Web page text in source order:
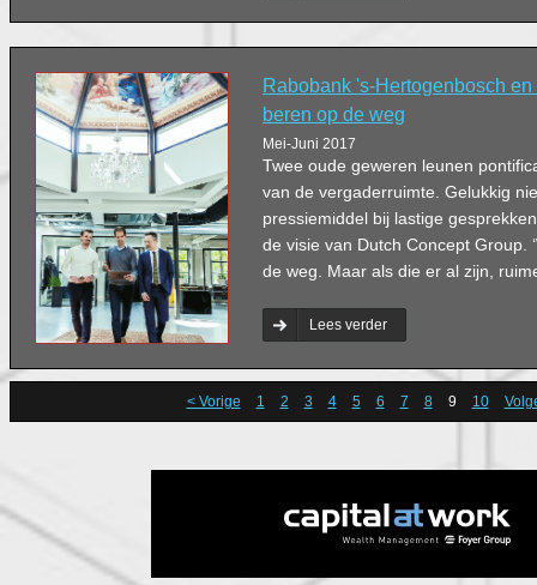
Rabobank 's-Hertogenbosch
beren op de weg
Mei-Juni 2017
Twee oude geweren leunen
van de vergaderruimte. Gelukkig
pressiemiddel bij lastige
de visie van Dutch Concept Group.
de weg. Maar als die er al zijn,
Lees verder
< Vorige 1 2 3 4 5 6 7 8 9 10